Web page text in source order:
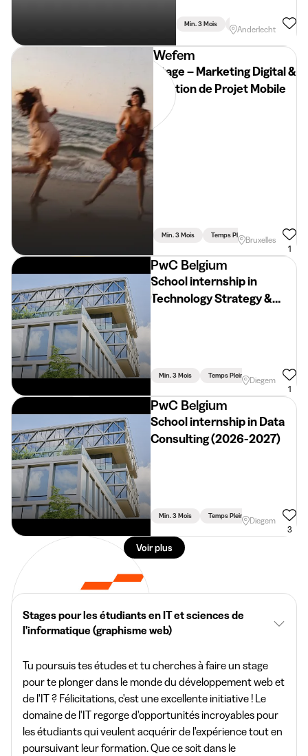
Min. 3 Mois Temps Partiel
Anderlecht
Wefem
Stage – Marketing Digital &
Gestion de Projet Mobile
Min. 3 Mois Temps PleinBruxelles
1
PwC Belgium
School internship in
Technology Strategy &
Min. 3 Mois Temps Plein
Diegem
1
PwC Belgium
School internship in Data
Consulting (2026-2027)
Min. 3 Mois Temps Plein
Diegem
3
Voir plus
Stages pour les étudiants en IT et sciences de
l'informatique (graphisme web)
Tu poursuis tes études et tu cherches à faire un stage
pour te plonger dans le monde du développement web et
de l'IT ? Félicitations, c'est une excellente initiative ! Le
domaine de l'IT regorge d'opportunités incroyables pour
les étudiants qui veulent acquérir de l'expérience tout en
poursuivant leur formation. Que ce soit dans le